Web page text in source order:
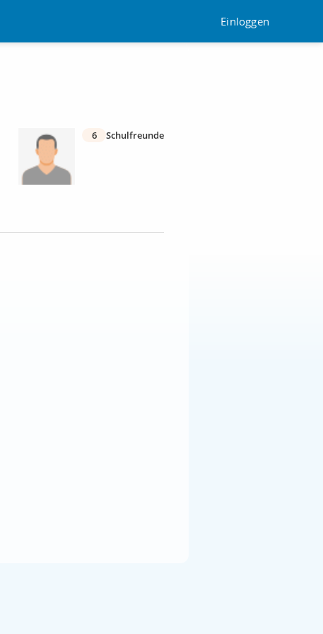
Einloggen
6 Schulfreunde